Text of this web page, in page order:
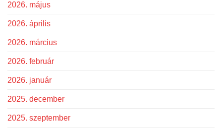
2026. május
2026. április
2026. március
2026. február
2026. január
2025. december
2025. szeptember